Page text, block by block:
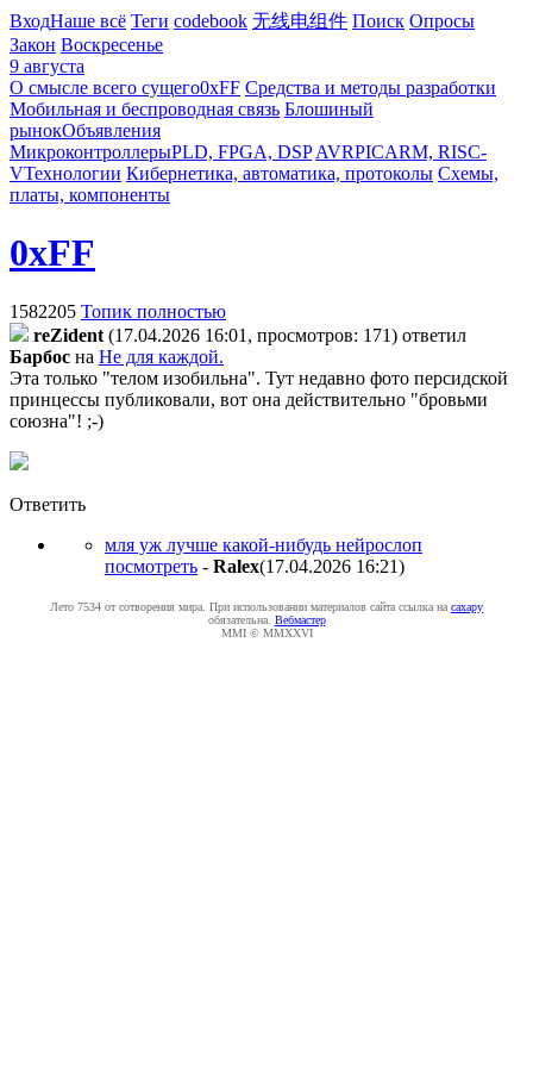
ВходНаше всё Теги codebook 无线电组件 Поиск Опросы
Закон Воскресенье
9 августа
О смысле всего сущего0xFF Средства и методы разработки
Мобильная и беспроводная связь Блошиный
рынокОбъявления
МикроконтроллерыPLD, FPGA, DSP AVRPICARM, RISC-
VТехнологии Кибернетика, автоматика, протоколы Схемы,
платы, компоненты
0xFF
1582205 Топик полностью
reZident (17.04.2026 16:01, просмотров: 171) ответил
Бapбoc на Не для каждой.
Эта только "телом изобильна". Тут недавно фото персидской
принцессы публиковали, вот она действительно "бровьми
союзна"! ;-)
Ответить
мля уж лучше какой-нибудь нейрослоп
посмотреть - Ralex(17.04.2026 16:21)
Лето 7534 от сотворения мира. При использовании материалов сайта ссылка на caxapу
обязательна. Вебмастер
MMI © MMXXVI